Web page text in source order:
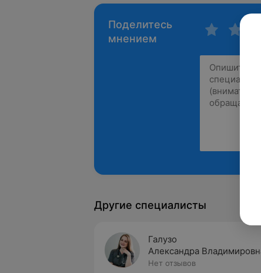
Поделитесь
мнением
Другие специалисты
Галузо
Александра
Нет отзывов